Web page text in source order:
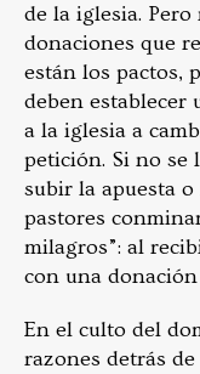
de la iglesia.
donaciones que
están los pactos,
deben establecer
a la iglesia a
petición. Si no se
subir la apuesta
pastores
milagros”: al
con una
En el culto del
razones detrás